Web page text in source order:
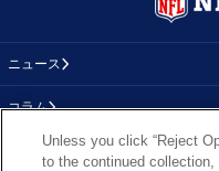
ニュース
コラム
Unless you click “Reject
to the continued